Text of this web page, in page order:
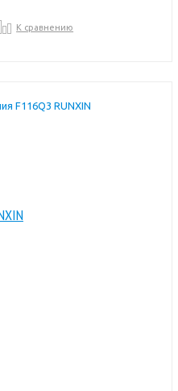
К сравнению